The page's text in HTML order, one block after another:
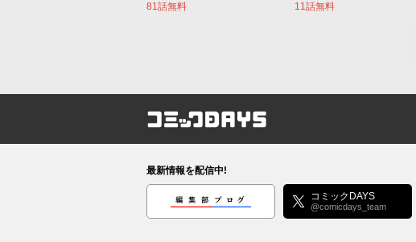
81話無料
11話無料
コミックDAYS
最新情報を配信中!
編集部ブログ コミックDAYS
@comicdays_team